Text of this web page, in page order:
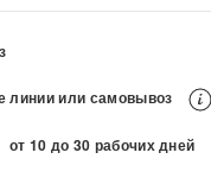
линии или самовывоз
от 10 до 30 рабочих дней